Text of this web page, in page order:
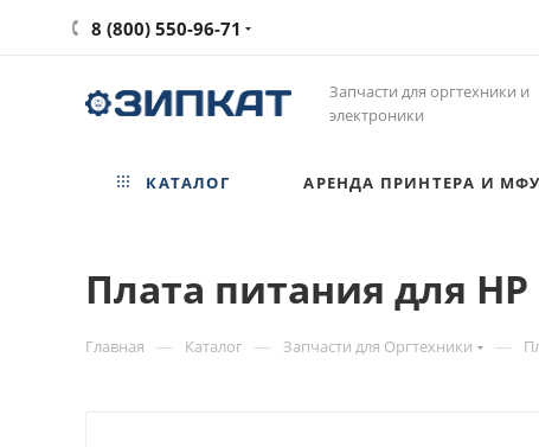
8 (800) 550-96-71
Запчасти для оргтехники и
электроники
КАТАЛОГ АРЕНДА ПРИНТЕРА И МФУ
Плата питания для HP
Главная — Каталог — Запчасти для Оргтехники —